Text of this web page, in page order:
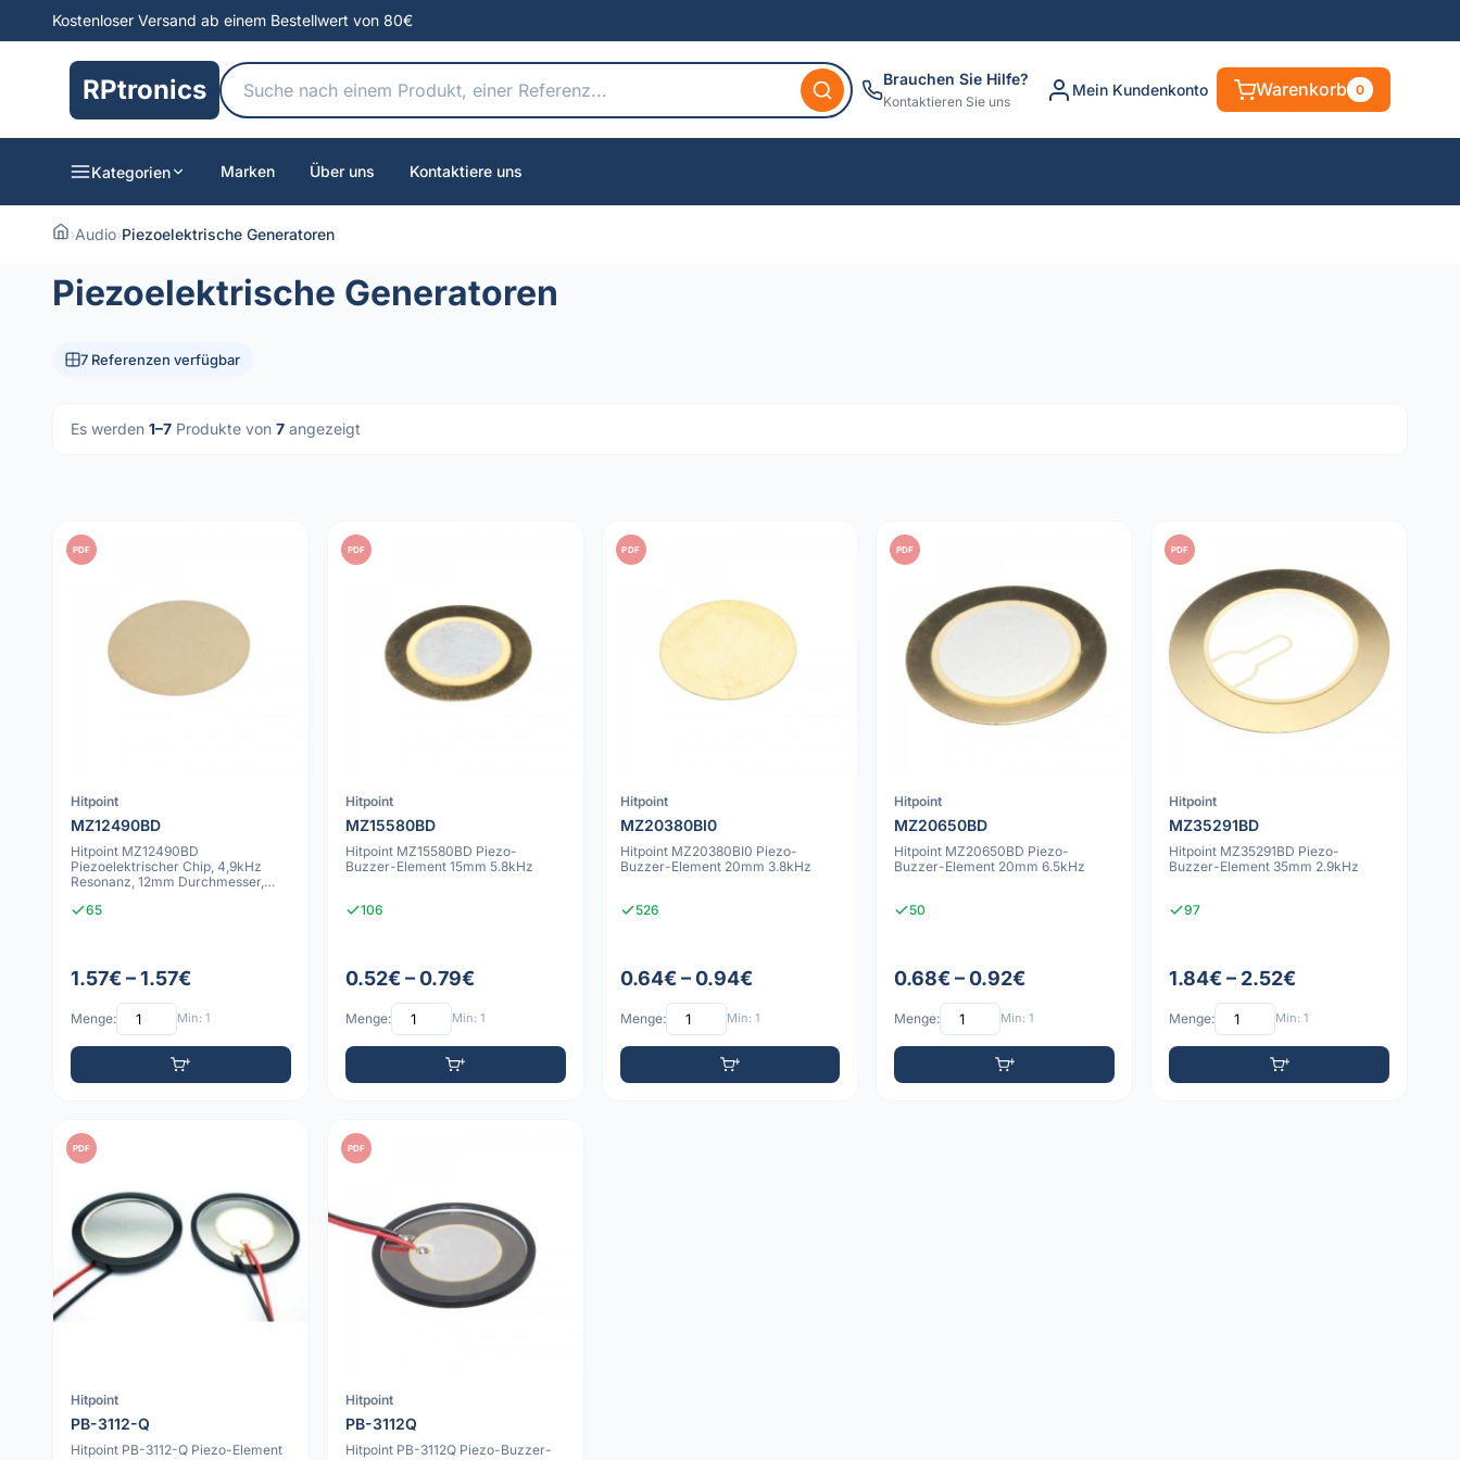
Kostenloser Versand ab einem Bestellwert von 80€
RPtronics Brauchen Sie Hilfe?
Kontaktieren Sie uns
Mein Kundenkonto Warenkorb 0
Kategorien Marken Über uns Kontaktiere uns
›Audio›Piezoelektrische Generatoren
Piezoelektrische Generatoren
7 Referenzen verfügbar
Es werden 1–7 Produkte von 7 angezeigt
PDF
Hitpoint
MZ12490BD
Hitpoint MZ12490BD
Piezoelektrischer Chip, 4,9kHz
Resonanz, 12mm Durchmesser,
65
1.57€ – 1.57€
Menge: Min: 1
PDF
Hitpoint
MZ15580BD
Hitpoint MZ15580BD Piezo-
Buzzer-Element 15mm 5.8kHz
106
0.52€ – 0.79€
Menge: Min: 1
PDF
Hitpoint
MZ20380BI0
Hitpoint MZ20380BI0 Piezo-
Buzzer-Element 20mm 3.8kHz
526
0.64€ – 0.94€
Menge: Min: 1
PDF
Hitpoint
MZ20650BD
Hitpoint MZ20650BD Piezo-
Buzzer-Element 20mm 6.5kHz
50
0.68€ – 0.92€
Menge: Min: 1
PDF
Hitpoint
MZ35291BD
Hitpoint MZ35291BD Piezo-
Buzzer-Element 35mm 2.9kHz
97
1.84€ – 2.52€
Menge: Min: 1
PDF
Hitpoint
PB-3112-Q
Hitpoint PB-3112-Q Piezo-Element
PDF
Hitpoint
PB-3112Q
Hitpoint PB-3112Q Piezo-Buzzer-